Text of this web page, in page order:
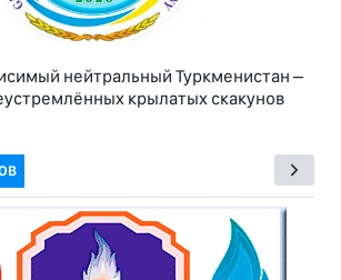
нейтральный Туркменистан –
крылатых скакунов